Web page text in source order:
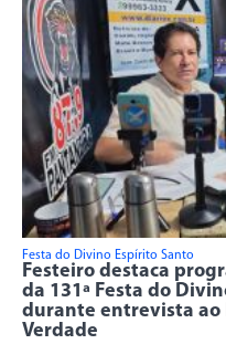
Festa do Divino Espírito Santo
Festeiro destaca
da 131ª Festa do
durante entrevista ao
Verdade